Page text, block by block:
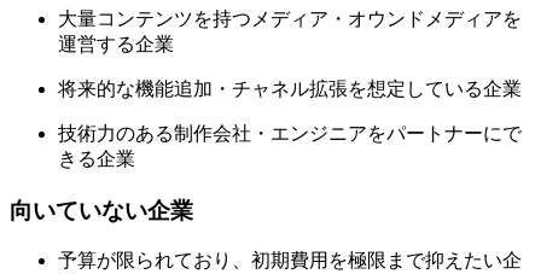
大量コンテンツを持つメディア・オウンドメディアを
運営する企業
将来的な機能追加・チャネル拡張を想定している企業
技術力のある制作会社・エンジニアをパートナーにで
きる企業
向いていない企業
予算が限られており、初期費用を極限まで抑えたい企